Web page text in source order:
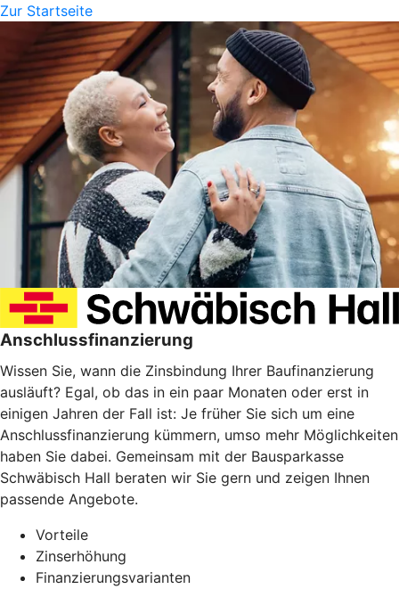
Zur Startseite
Anschlussfinanzierung
Wissen Sie, wann die Zinsbindung Ihrer Baufinanzierung
ausläuft? Egal, ob das in ein paar Monaten oder erst in
einigen Jahren der Fall ist: Je früher Sie sich um eine
Anschlussfinanzierung kümmern, umso mehr Möglichkeiten
haben Sie dabei. Gemeinsam mit der Bausparkasse
Schwäbisch Hall beraten wir Sie gern und zeigen Ihnen
passende Angebote.
Vorteile
Zinserhöhung
Finanzierungsvarianten